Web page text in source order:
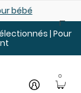
| Pour
0